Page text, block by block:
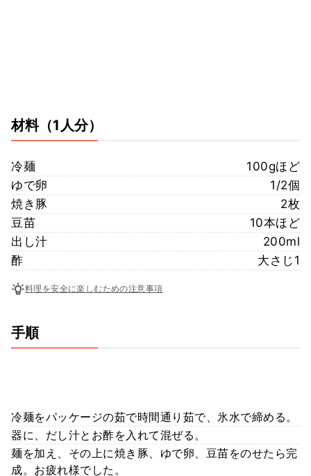
材料（1人分）
冷麺
100gほど
ゆで卵
1/2個
焼き豚
2枚
豆苗
10本ほど
出し汁
200ml
酢
大さじ1
料理を安全に楽しむための注意事項
手順
冷麺をパッケージの茹で時間通り茹で、氷水で締める。
器に、だし汁とお酢を入れて混ぜる。
麺を加え、その上に焼き豚、ゆで卵、豆苗をのせたら完
成。お疲れ様でした。